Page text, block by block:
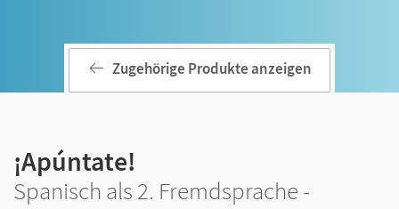
Zugehörige Produkte anzeigen
¡Apúntate!
Spanisch als 2. Fremdsprache -